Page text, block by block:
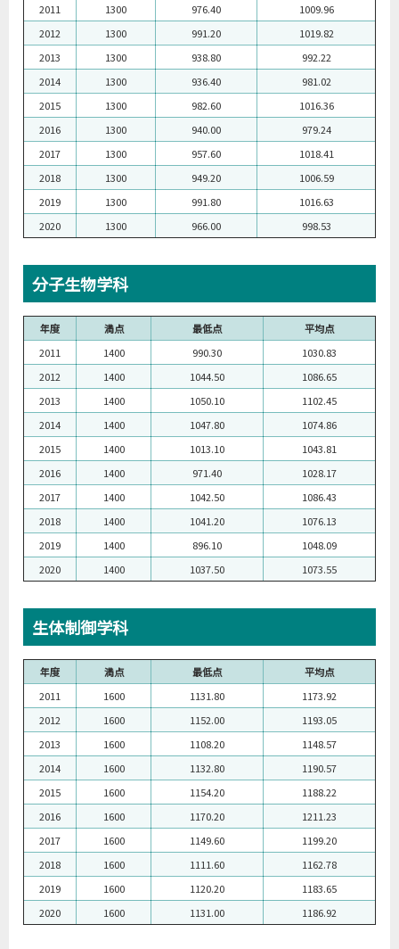
2011
1300 976.40
1009.96
2012
1300 991.20
1019.82
2013
1300 938.80
992.22
2014
1300 936.40
981.02
2015
1300 982.60
1016.36
2016
1300 940.00
979.24
2017
1300 957.60
1018.41
2018
1300 949.20
1006.59
2019
1300 991.80
1016.63
2020
1300 966.00 998.53
分子生物学科
年度 満点 最低点
平均点
2011
1400 990.30
1030.83
2012
1400 1044.50
1086.65
2013
1400 1050.10
1102.45
2014
1400 1047.80
1074.86
2015
1400 1013.10
1043.81
2016
1400 971.40
1028.17
2017
1400 1042.50
1086.43
2018
1400 1041.20
1076.13
2019
1400 896.10
1048.09
2020
1400 1037.50 1073.55
生体制御学科
年度 満点 最低点
平均点
2011
1600 1131.80
1173.92
2012
1600 1152.00
1193.05
2013
1600 1108.20
1148.57
2014
1600 1132.80
1190.57
2015
1600 1154.20
1188.22
2016
1600 1170.20
1211.23
2017
1600 1149.60
1199.20
2018
1600 1111.60
1162.78
2019
1600 1120.20
1183.65
2020
1600 1131.00 1186.92